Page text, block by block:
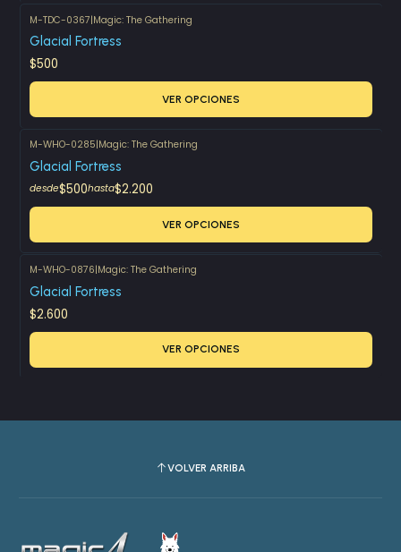
M-TDC-0367|Magic: The Gathering
Glacial Fortress
$500
VER OPCIONES
M-WHO-0285|Magic: The Gathering
Glacial Fortress
desde$500hasta$2.200
VER OPCIONES
M-WHO-0876|Magic: The Gathering
Glacial Fortress
$2.600
VER OPCIONES
VOLVER ARRIBA